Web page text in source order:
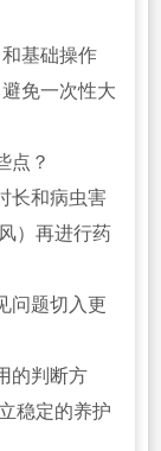
基础操作
免一次性大
点？
长和病虫害
）再进行药
问题切入更
的判断方
稳定的养护